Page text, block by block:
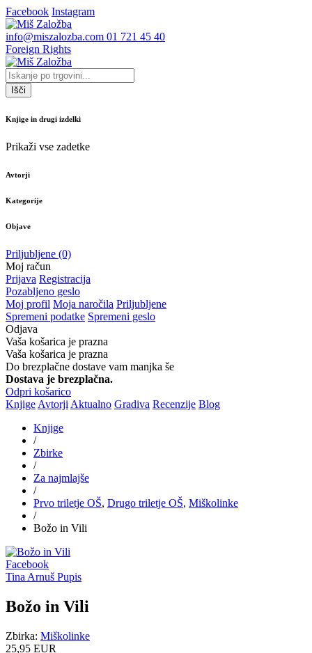
Facebook Instagram
info@miszalozba.com 01 721 45 40
Foreign Rights
Išči
Knjige in drugi izdelki
Prikaži vse zadetke
Avtorji
Kategorije
Objave
Priljubljene (0)
Moj račun
Prijava Registracija
Pozabljeno geslo
Moj profil Moja naročila Priljubljene
Spremeni podatke Spremeni geslo
Odjava
Vaša košarica je prazna
Vaša košarica je prazna
Do brezplačne dostave vam manjka še
Dostava je brezplačna.
Odpri košarico
Knjige Avtorji Aktualno Gradiva Recenzije Blog
Knjige
/
Zbirke
/
Za najmlajše
/
Prvo triletje OŠ, Drugo triletje OŠ, Miškolinke
/
Božo in Vili
Facebook
Tina Arnuš Pupis
Božo in Vili
Zbirka: Miškolinke
25,95 EUR